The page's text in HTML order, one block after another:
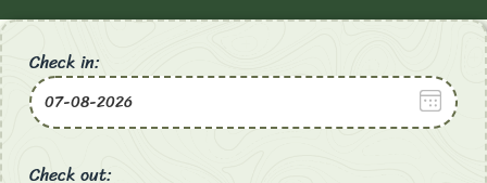
Check in:
Check out: